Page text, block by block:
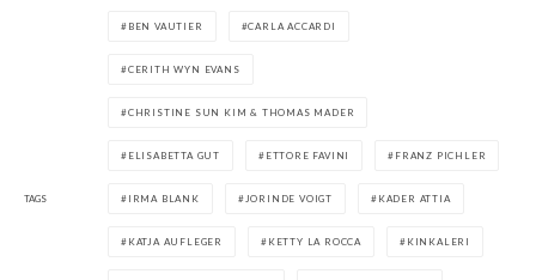
TAGS
BEN VAUTIER CARLA ACCARDI
CERITH WYN EVANS
CHRISTINE SUN KIM & THOMAS MADER
ELISABETTA GUT ETTORE FAVINI FRANZ PICHLER
IRMA BLANK JORINDE VOIGT KADER ATTIA
KATJA AUFLEGER KETTY LA ROCCA KINKALERI